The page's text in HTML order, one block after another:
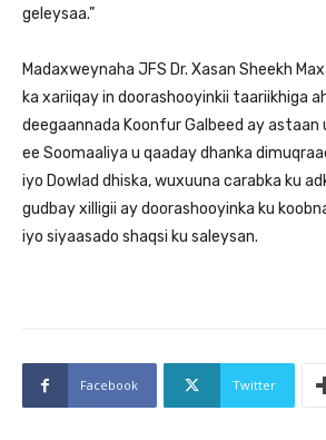
geleysaa.”
Madaxweynaha JFS Dr. Xasan Sheekh
ka xariiqay in doorashooyinkii taariikhiga
deegaannada Koonfur Galbeed ay astaan
ee Soomaaliya u qaaday dhanka
iyo Dowlad dhiska, wuxuuna carabka ku
gudbay xilligii ay doorashooyinka ku
iyo siyaasado shaqsi ku saleysan.
Facebook Twitter